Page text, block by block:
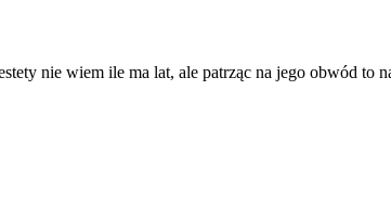
nie wiem ile ma lat, ale patrząc na jego obwód to